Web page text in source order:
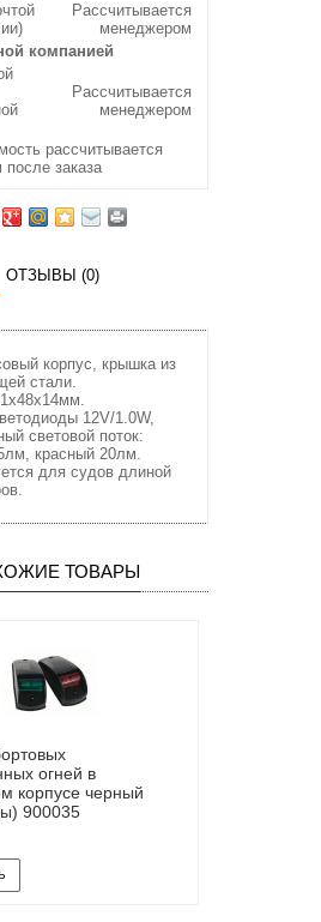
Рассчитывается
менеджером
компанией
Рассчитывается
менеджером
рассчитывается
заказа
ОТЗЫВЫ (0)
корпус, крышка из
стали.
12V/1.0W,
световой поток:
красный 20лм.
для судов длиной
ТОВАРЫ
огней в
корпусе черный
900035